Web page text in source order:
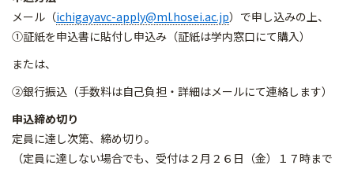
メール（ichigayavc-apply@ml.hosei.ac.jp）で申し込みの上、
①証紙を申込書に貼付し申込み（証紙は学内窓口にて購入）
または、
②銀行振込（手数料は自己負担・詳細はメールにて連絡します）
申込締め切り
定員に達し次第、締め切り。
（定員に達しない場合でも、受付は２月２６日（金）１７時まで